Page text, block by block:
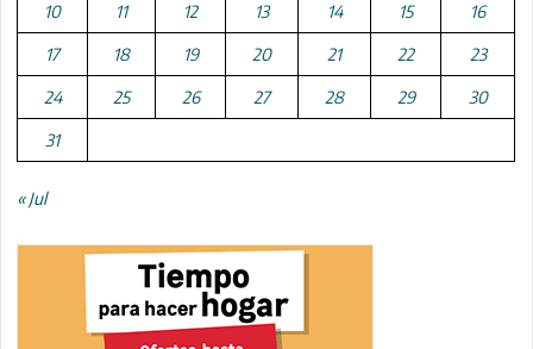
10 11 12 13 14 15 16
17 18 19 20 21 22 23
24 25 26 27 28 29 30
31
« Jul